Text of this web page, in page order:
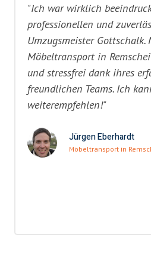
"Ich war wirklich
professionellen und
Umzugsmeister Gottschalk.
Möbeltransport in
und stressfrei dank ihres
freundlichen Teams. Ich
weiterempfehlen!"
Jürgen Eberhardt
Möbeltransport in